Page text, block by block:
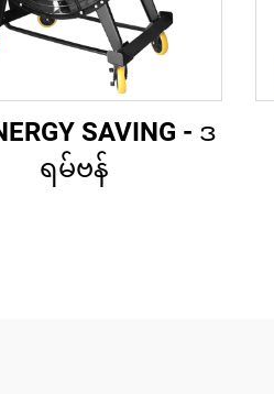
SAVING - ဒ
ရမ်ဗန်